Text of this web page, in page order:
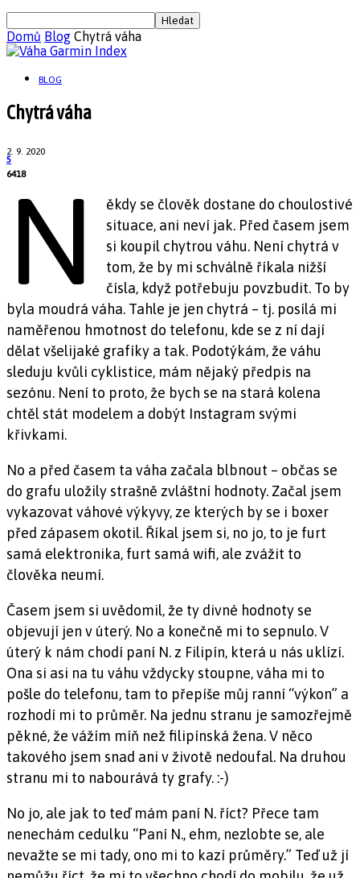
Domů Blog Chytrá váha
BLOG
Chytrá váha
2. 9. 2020
5
6418N
ěkdy se člověk dostane do choulostivé
situace, ani neví jak. Před časem jsem
si koupil chytrou váhu. Není chytrá v
tom, že by mi schválně říkala nižší
čísla, když potřebuju povzbudit. To by
byla moudrá váha. Tahle je jen chytrá – tj. posílá mi
naměřenou hmotnost do telefonu, kde se z ní dají
dělat všelijaké grafíky a tak. Podotýkám, že váhu
sleduju kvůli cyklistice, mám nějaký předpis na
sezónu. Není to proto, že bych se na stará kolena
chtěl stát modelem a dobýt Instagram svými
křivkami.
No a před časem ta váha začala blbnout – občas se
do grafu uložily strašně zvláštní hodnoty. Začal jsem
vykazovat váhové výkyvy, ze kterých by se i boxer
před zápasem okotil. Říkal jsem si, no jo, to je furt
samá elektronika, furt samá wifi, ale zvážit to
člověka neumí.
Časem jsem si uvědomil, že ty divné hodnoty se
objevují jen v úterý. No a konečně mi to sepnulo. V
úterý k nám chodí paní N. z Filipín, která u nás uklízí.
Ona si asi na tu váhu vždycky stoupne, váha mi to
pošle do telefonu, tam to přepíše můj ranní “výkon” a
rozhodí mi to průměr. Na jednu stranu je samozřejmě
pěkné, že vážím míň než filipínská žena. V něco
takového jsem snad ani v životě nedoufal. Na druhou
stranu mi to nabourává ty grafy. :-)
No jo, ale jak to teď mám paní N. říct? Přece tam
nenechám cedulku “Paní N., ehm, nezlobte se, ale
nevažte se mi tady, ono mi to kazí průměry.” Teď už jí